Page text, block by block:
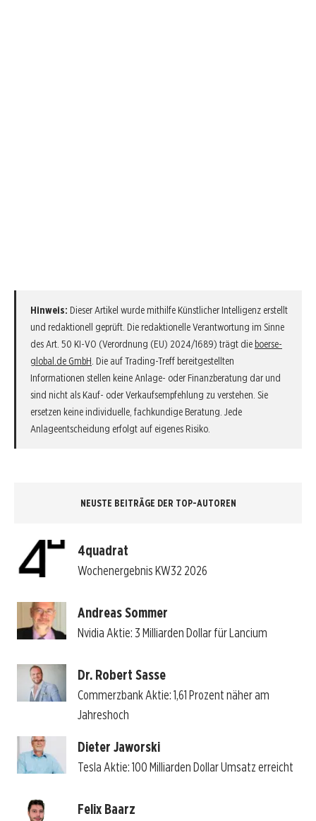
Hinweis: Dieser Artikel wurde mithilfe Künstlicher Intelligenz erstellt
und redaktionell geprüft. Die redaktionelle Verantwortung im Sinne
des Art. 50 KI-VO (Verordnung (EU) 2024/1689) trägt die boerse-
global.de GmbH. Die auf Trading-Treff bereitgestellten
Informationen stellen keine Anlage- oder Finanzberatung dar und
sind nicht als Kauf- oder Verkaufsempfehlung zu verstehen. Sie
ersetzen keine individuelle, fachkundige Beratung. Jede
Anlageentscheidung erfolgt auf eigenes Risiko.
NEUSTE BEITRÄGE DER TOP-AUTOREN
4quadrat
Wochenergebnis KW32 2026
Andreas Sommer
Nvidia Aktie: 3 Milliarden Dollar für Lancium
Dr. Robert Sasse
Commerzbank Aktie: 1,61 Prozent näher am
Jahreshoch
Dieter Jaworski
Tesla Aktie: 100 Milliarden Dollar Umsatz erreicht
Felix Baarz